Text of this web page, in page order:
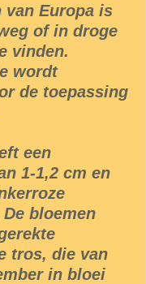
van Europa is
of in droge
vinden.
wordt
de toepassing
een
1-1,2 cm en
bloemen
tros, die van
in bloei